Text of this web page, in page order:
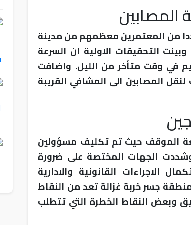
المصابين
عددا من المعتمرين معظمهم من مدينة
التحقيقات الاولية ان السرعة
في وقت متأخر من الليل. واضافت
المصابين الى المشافي القريبة
الموقف حيث تم تكليف مسؤولين
الجهات المختصة على ضرورة
الاجراءات القانونية والادارية
جسر خربة غزالة تعد من النقاط
وبعض النقاط الخطرة التي تتطلب